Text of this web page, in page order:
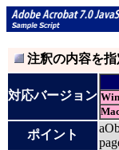
注釈の内容を
対応バージョン
ポイント